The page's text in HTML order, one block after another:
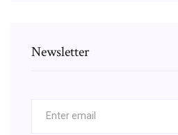
Newsletter